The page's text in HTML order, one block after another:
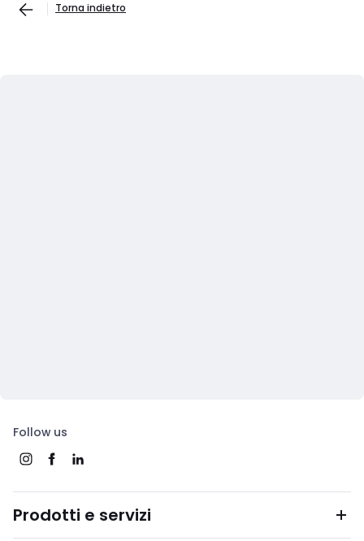
Torna indietro
Follow us
Prodotti e servizi